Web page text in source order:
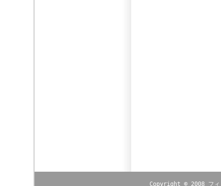
Copyright © 2008 フ